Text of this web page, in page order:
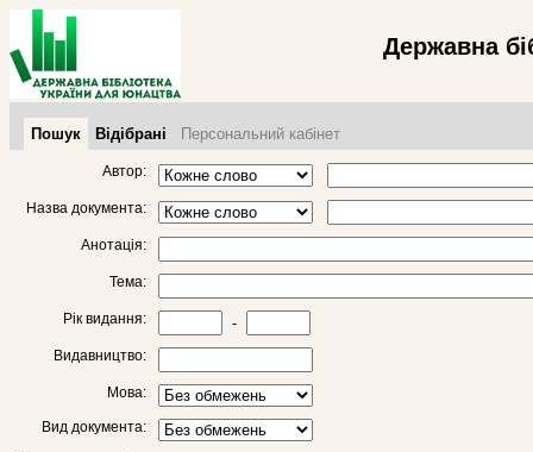
Державна
Пошук Відібрані Персональний кабінет
Автор:
Назва документа:
Анотація:
Тема:
Рік видання: -
Видавництво:
Мова:
Вид документа: